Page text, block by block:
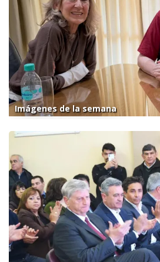
Imágenes de la semana